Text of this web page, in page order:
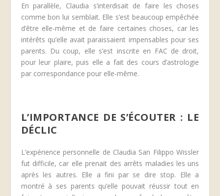
En parallèle, Claudia s’interdisait de faire les choses
comme bon lui semblait. Elle s’est beaucoup empêchée
d’être elle-même et de faire certaines choses, car les
intérêts qu’elle avait paraissaient impensables pour ses
parents. Du coup, elle s’est inscrite en FAC de droit,
pour leur plaire, puis elle a fait des cours d’astrologie
par correspondance pour elle-même.
L’IMPORTANCE DE S’ÉCOUTER : LE
DÉCLIC
L’expérience personnelle de Claudia San Filippo Wissler
fut difficile, car elle prenait des arrêts maladies les uns
après les autres. Elle a fini par se dire stop. Elle a
montré à ses parents qu’elle pouvait réussir tout en